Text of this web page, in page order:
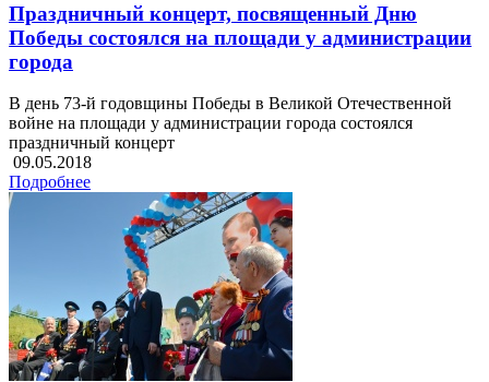
Праздничный концерт, посвященный Дню
Победы состоялся на площади у администрации
города
В день 73-й годовщины Победы в Великой Отечественной
войне на площади у администрации города состоялся
праздничный концерт
09.05.2018
Подробнее